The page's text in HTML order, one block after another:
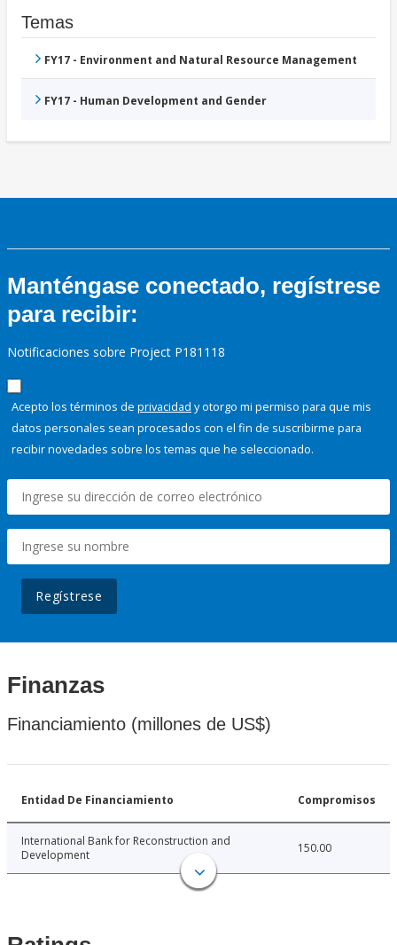
Temas
FY17 - Environment and Natural Resource Management
FY17 - Human Development and Gender
Manténgase conectado, regístrese
para recibir:
Notificaciones sobre Project P181118
Acepto los términos de privacidad y otorgo mi permiso para que mis
datos personales sean procesados con el fin de suscribirme para
recibir novedades sobre los temas que he seleccionado.
Regístrese
Finanzas
Financiamiento (millones de US$)
Entidad De Financiamiento Compromisos
International Bank for Reconstruction and
Development
150.00